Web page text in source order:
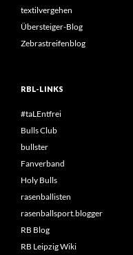
textilvergehen
Übersteiger-Blog
Zebrastreifenblog
RBL-LINKS
#taLEntfrei
Bulls Club
bullster
Fanverband
Holy Bulls
rasenballisten
rasenballsport.blogger
RB Blog
RB Leipzig Wiki